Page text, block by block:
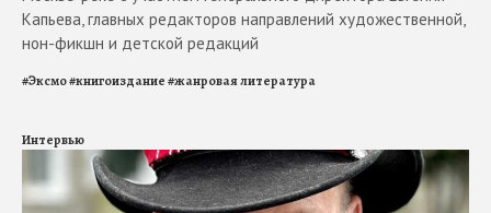
Капьева, главных редакторов направлений художественной,
нон-фикшн и детской редакций
#Эксмо#книгоиздание#жанровая литература
Интервью